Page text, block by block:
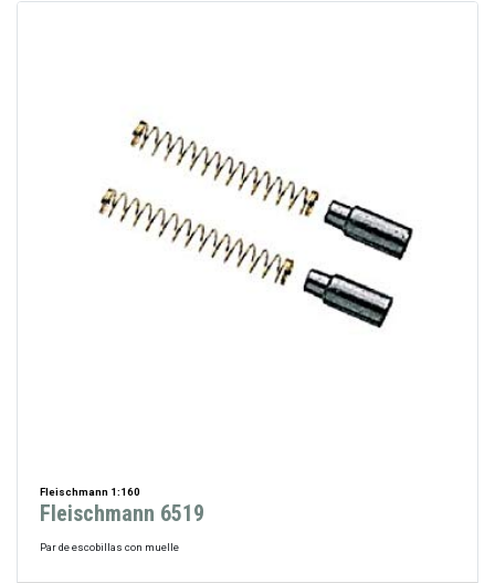
Fleischmann 1:160
Fleischmann 6519
Par de escobillas con muelle